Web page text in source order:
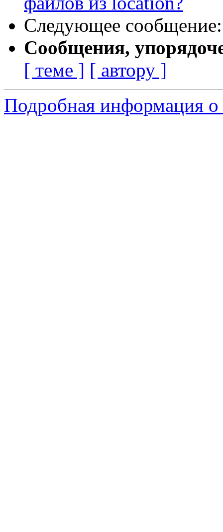
Следующее
Сообщения,
[ теме ] [ автору ]
Подробная информация